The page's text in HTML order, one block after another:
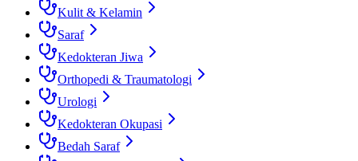
Kulit & Kelamin
Saraf
Kedokteran Jiwa
Orthopedi & Traumatologi
Urologi
Kedokteran Okupasi
Bedah Saraf